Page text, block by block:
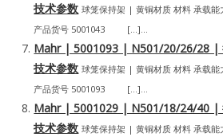
技术参数 球笼保持架 | 黄铜材质 材料 承载
产品货号 5001043 […]...
Mahr | 5001093 | N501/20/26/28 |
技术参数 球笼保持架 | 黄铜材质 材料 承载
产品货号 5001093 […]...
Mahr | 5001029 | N501/18/24/40 |
技术参数 球笼保持架 | 黄铜材质 材料 承载